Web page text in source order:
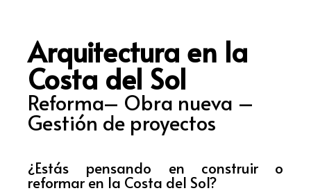
Arquitectura en la
Costa del Sol
Reforma– Obra nueva –
Gestión de proyectos
¿Estás pensando en construir o
reformar en la Costa del Sol?